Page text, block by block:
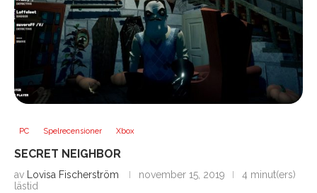
PC Spelrecensioner Xbox
SECRET NEIGHBOR
av Lovisa Fischerström november 15, 2019
4 minut(ers)
lästid